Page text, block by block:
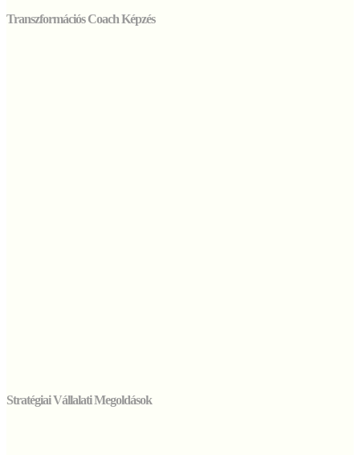
Transzformációs Coach Képzés
Stratégiai Vállalati Megoldások